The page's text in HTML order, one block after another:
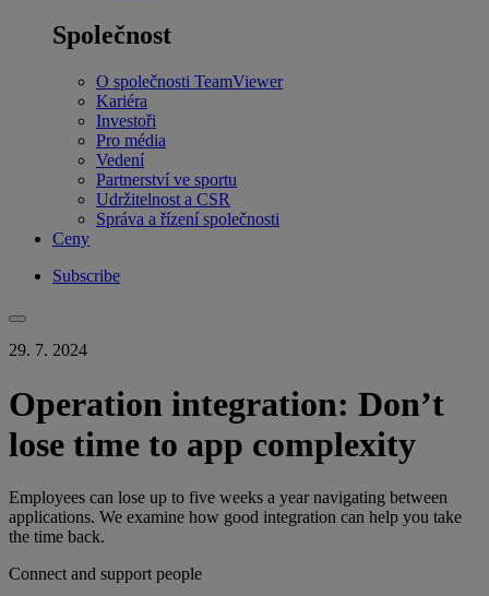
Společnost
O společnosti TeamViewer
Kariéra
Investoři
Pro média
Vedení
Partnerství ve sportu
Udržitelnost a CSR
Správa a řízení společnosti
Ceny
Subscribe
29. 7. 2024
Operation integration: Don’t
lose time to app complexity
Employees can lose up to five weeks a year navigating between
applications. We examine how good integration can help you take
the time back.
Connect and support people